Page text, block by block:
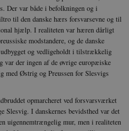
Der var både i befolkningen og i
til den danske hærs forsvarsevne og til
hjælp. I realiteten var hæren dårligt
modstandere, og de danske
og vedligeholdt i tilstrækkelig
var der ingen af de øvrige europæiske
med Østrig og Preussen for Slesvigs
opmarcheret ved forsvarsværket
Slesvig. I danskernes bevidsthed var det
uigennemtrængelig mur, men i realiteten